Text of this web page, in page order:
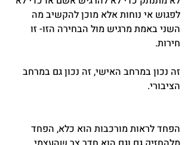
לפגוש אי נוחות אלא מוכן להקשיב מה
השני באמת מרגיש מול הבחירה הזו- זו
חירות.
זה נכון במרחב האישי, זה נכון גם במרחב
הציבורי.
הפחד לראות מורכבות הוא כלא, הפחד